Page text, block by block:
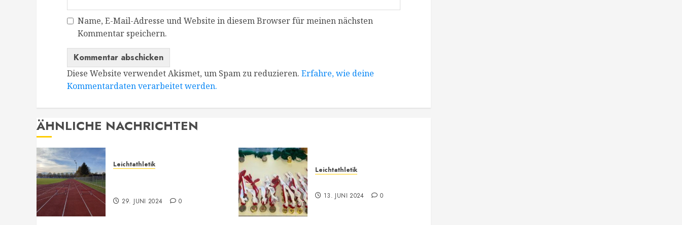
Name, E-Mail-Adresse und Website in diesem Browser für meinen nächsten
Kommentar speichern.
Diese Website verwendet Akismet, um Spam zu reduzieren. Erfahre, wie deine
Kommentardaten verarbeitet werden.
ÄHNLICHE NACHRICHTEN
Leichtathletik
29. JUNI 2024 0
Leichtathletik
13. JUNI 2024 0